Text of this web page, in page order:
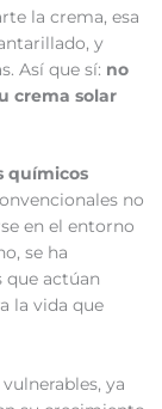
la crema, esa
y
Así que sí: no
crema solar
químicos
no
en el entorno
se ha
que actúan
la vida que
ya